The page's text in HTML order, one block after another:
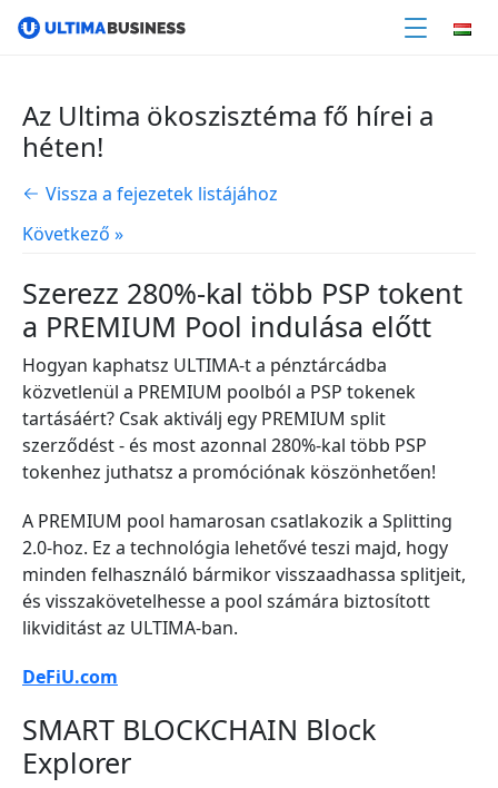
Az Ultima ökoszisztéma fő hírei a
héten!
Vissza a fejezetek listájához
Következő »
Szerezz 280%-kal több PSP tokent
a PREMIUM Pool indulása előtt
Hogyan kaphatsz ULTIMA-t a pénztárcádba
közvetlenül a PREMIUM poolból a PSP tokenek
tartásáért? Csak aktiválj egy PREMIUM split
szerződést - és most azonnal 280%-kal több PSP
tokenhez juthatsz a promóciónak köszönhetően!
A PREMIUM pool hamarosan csatlakozik a Splitting
2.0-hoz. Ez a technológia lehetővé teszi majd, hogy
minden felhasználó bármikor visszaadhassa splitjeit,
és visszakövetelhesse a pool számára biztosított
likviditást az ULTIMA-ban.
DeFiU.com
SMART BLOCKCHAIN Block
Explorer